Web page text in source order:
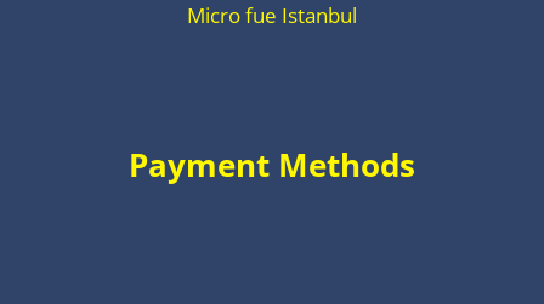
Micro fue Istanbul
Payment Methods